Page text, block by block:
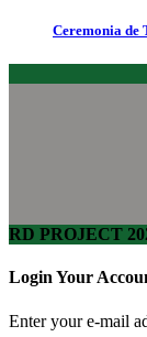
Ceremonia de
RD PROJECT
Login Your
Enter your e-mail